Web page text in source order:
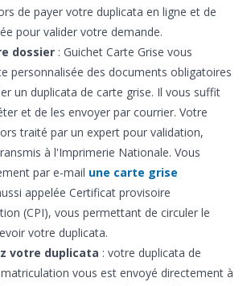
de payer votre duplicata en ligne et de
pour valider votre demande.
dossier : Guichet Carte Grise vous
personnalisée des documents obligatoires
un duplicata de carte grise. Il vous suffit
et de les envoyer par courrier. Votre
traité par un expert pour validation,
à l'Imprimerie Nationale. Vous
par e-mail une carte grise
appelée Certificat provisoire
(CPI), vous permettant de circuler le
votre duplicata.
votre duplicata : votre duplicata de
vous est envoyé directement à